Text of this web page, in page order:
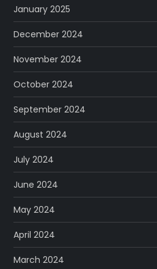
January 2025
December 2024
November 2024
October 2024
September 2024
August 2024
July 2024
June 2024
May 2024
April 2024
March 2024